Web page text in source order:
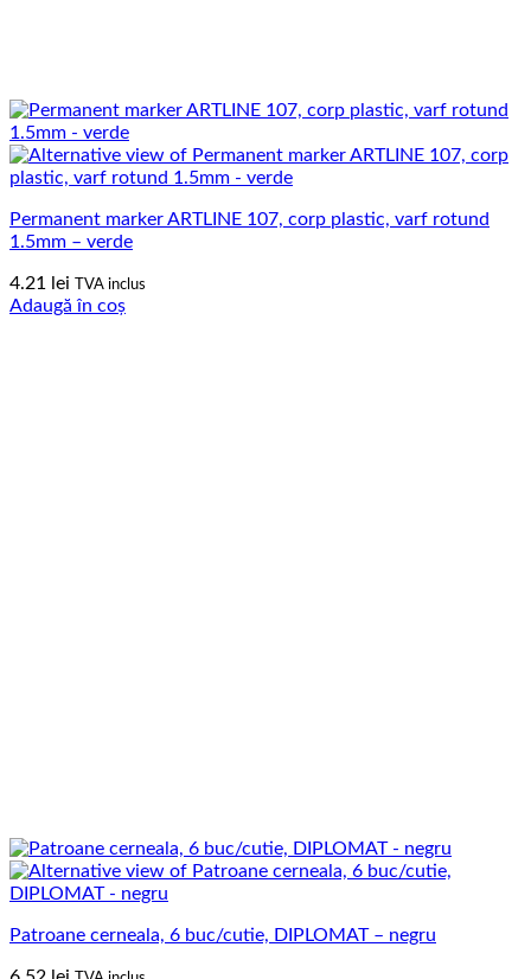
Permanent marker ARTLINE 107, corp plastic, varf rotund
1.5mm – verde
4.21 lei TVA inclus
Adaugă în coș
Patroane cerneala, 6 buc/cutie, DIPLOMAT – negru